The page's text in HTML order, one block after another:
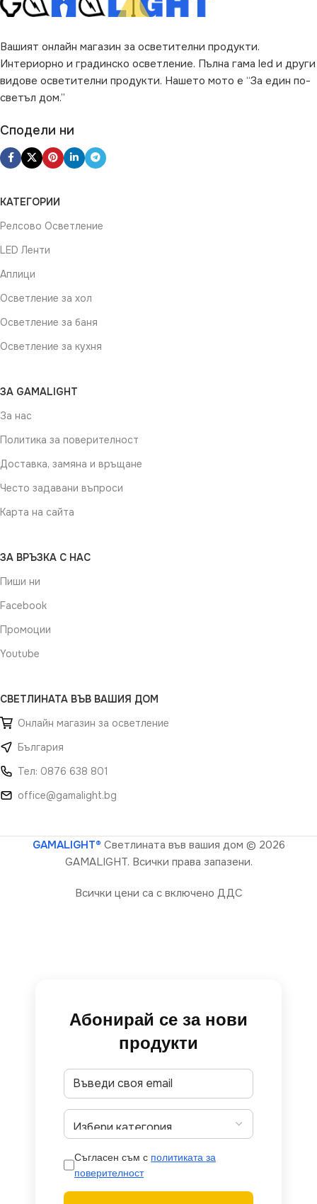
Вашият онлайн магазин за осветителни продукти.
Интериорно и градинско осветление. Пълна гама led и други
видове осветителни продукти. Нашето мото е “За един по-
светъл дом.”
Сподели ни
КАТЕГОРИИ
Релсово Осветление
LED Ленти
Аплици
Осветление за хол
Осветление за баня
Осветление за кухня
ЗА GAMALIGHT
За нас
Политика за поверителност
Доставка, замяна и връщане
Често задавани въпроси
Карта на сайта
ЗА ВРЪЗКА С НАС
Пиши ни
Facebook
Промоции
Youtube
СВЕТЛИНАТА ВЪВ ВАШИЯ ДОМ
Онлайн магазин за осветление
България
Тел: 0876 638 801
office@gamalight.bg
GAMALIGHT® Светлината във вашия дом © 2026
GAMALIGHT. Всички права запазени.
Всички цени са с включено ДДС
Абонирай се за нови
продукти
Съгласен съм с политиката за
поверителност